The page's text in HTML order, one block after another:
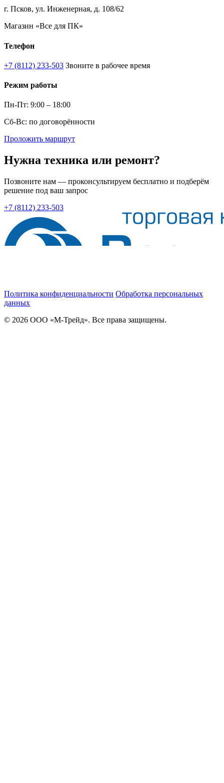
г. Псков, ул. Инженерная, д. 108/62
Магазин «Все для ПК»
Телефон
+7 (8112) 233-503 Звоните в рабочее время
Режим работы
Пн-Пт: 9:00 – 18:00
Сб-Вс: по договорённости
Проложить маршрут
Нужна техника или ремонт?
Позвоните нам — проконсультируем бесплатно и подберём
решение под ваш запрос
+7 (8112) 233-503
Политика конфиденциальности Обработка персональных
данных
© 2026 ООО «М-Трейд». Все права защищены.